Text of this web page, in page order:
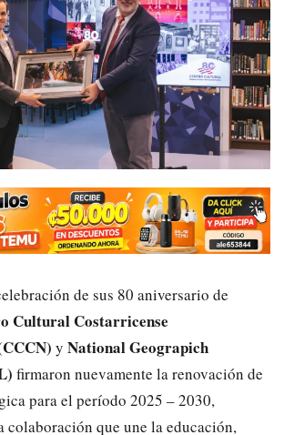
de sus 80 aniversario de
Cultural Costarricense
y National Geograpich
firmaron nuevamente la renovación de
para el período 2025 – 2030,
colaboración que une la educación,